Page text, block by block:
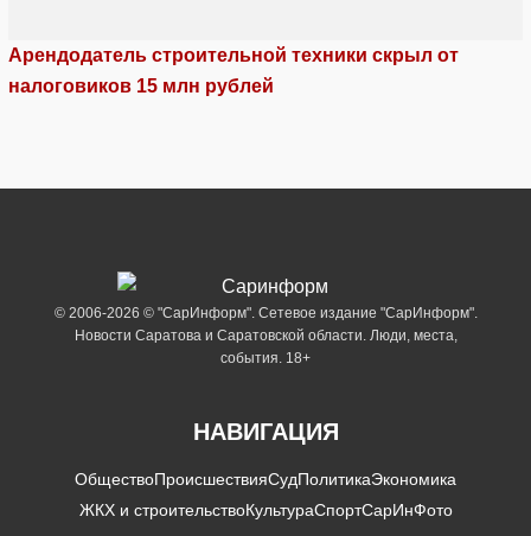
Арендодатель строительной техники скрыл от
налоговиков 15 млн рублей
© 2006-2026 © "СарИнформ". Сетевое издание "СарИнформ".
Новости Саратова и Саратовской области. Люди, места,
события. 18+
НАВИГАЦИЯ
ОбществоПроисшествияСудПолитикаЭкономика
ЖКХ и строительствоКультураСпортСарИнФото